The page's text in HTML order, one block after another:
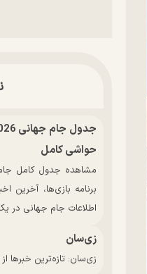
حواشی کامل
برنامه بازی‌ها، آخرین
اطلاعات جام جهانی در
زی‌سان
زی‌سان: تازه‌ترین خبرها